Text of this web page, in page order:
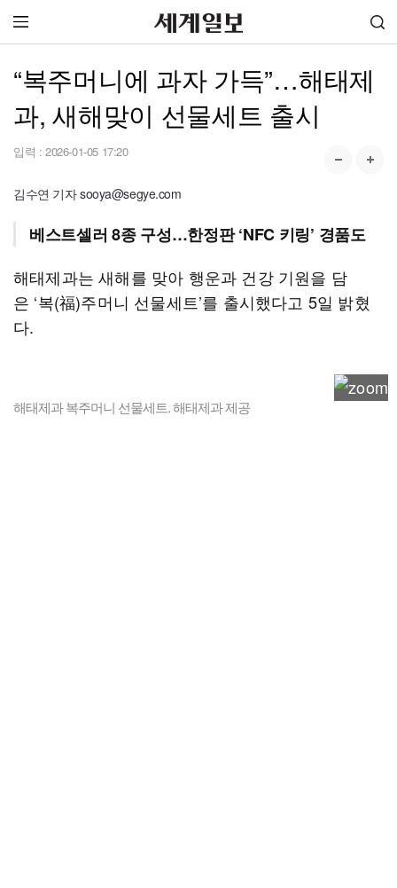
“복주머니에 과자 가득”…해태제
과, 새해맞이 선물세트 출시
입력 : 2026-01-05 17:20
김수연 기자 sooya@segye.com
베스트셀러 8종 구성…한정판 ‘NFC 키링’ 경품도
해태제과는 새해를 맞아 행운과 건강 기원을 담
은 ‘복(福)주머니 선물세트’를 출시했다고 5일 밝혔
다.
해태제과 복주머니 선물세트. 해태제과 제공